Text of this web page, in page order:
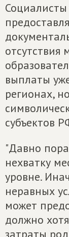
отсутствия
выплаты
регионах,
субъектов
"Давно
нехватку
уровне.
неравных
может
должно
затраты